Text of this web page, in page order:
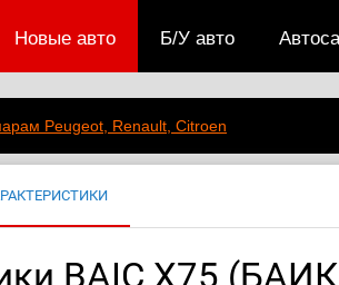
Б/У авто
Новые авто
Peugeot, Renault, Citroen
BAIC X75